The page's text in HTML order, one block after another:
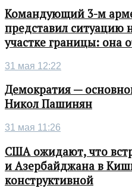
Командующий 3-м
представил ситуацию
участке границы: она
31 мая 12:22
Демократия —
Никол Пашинян
31 мая 11:26
США ожидают, что
и Азербайджана в
конструктивной